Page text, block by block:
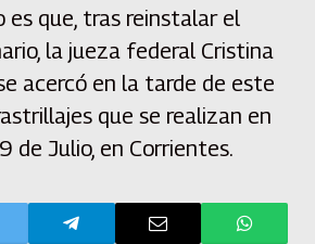
es que, tras reinstalar el
la jueza federal Cristina
acercó en la tarde de este
que se realizan en
de Julio, en Corrientes.